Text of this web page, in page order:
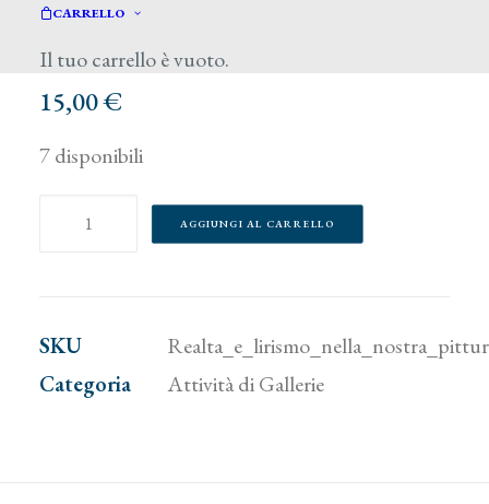
CARRELLO
Il tuo carrello è vuoto.
15,00€
7 disponibili
Realtà
pittura
AGGIUNGI AL CARRELLO
SKU
Categoria
Attività di Gallerie